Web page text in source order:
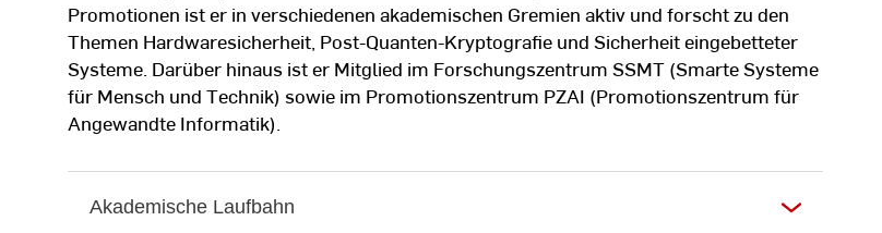
Promotionen ist er in verschiedenen akademischen Gremien aktiv und forscht zu den
Themen Hardwaresicherheit, Post-Quanten-Kryptografie und Sicherheit eingebetteter
Systeme. Darüber hinaus ist er Mitglied im Forschungszentrum SSMT (Smarte Systeme
für Mensch und Technik) sowie im Promotionszentrum PZAI (Promotionszentrum für
Angewandte Informatik).
Akademische Laufbahn